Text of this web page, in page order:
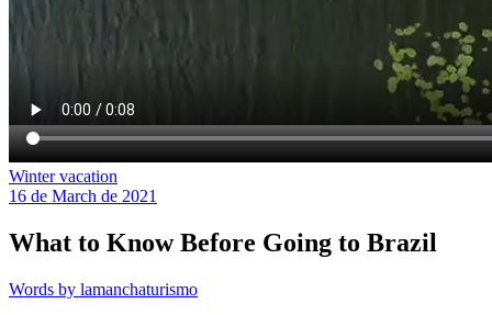
Winter vacation
16 de March de 2021
What to Know Before Going to Brazil
Words by lamanchaturismo